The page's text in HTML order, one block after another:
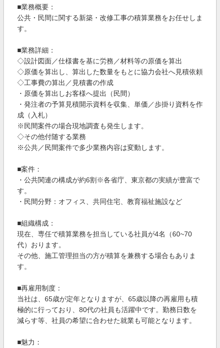
■業務概要：
公共・民間に関する新築・改修工事の積算業務をお任せしま
す。
■業務詳細：
◇設計図面／仕様書を基に労務／材料等の原価を算出
◇原価を算出し、算出した数量をもとに協力会社へ見積依頼
◇工事費の算出／見積書の作成
・原価を算出しお客様へ提出（民間）
・発注者の予算見積開示資料を収集、単価／歩掛り資料を作
成（入札）
※民間案件の場合現地調査も発生します。
◇その他付随する業務
※公共／民間案件で多少業務内容は変動します。
■案件：
・公共関連の構成が約6割※各省庁、東京都の実績が豊富で
す。
・民間分野：オフィス、共同住宅、教育福祉施設など
■組織構成：
現在、専任で積算業務を担当している社員が4名（60~70
代）おります。
その他、施工管理担当の方が積算を兼務する場合もありま
す。
■再雇用制度：
当社は、65歳が定年となりますが、65歳以降の再雇用も積
極的に行っており、80代の社員も活躍中です。勤務日数を
減らす等、社員の希望に合わせた就業も可能となります。
■魅力：